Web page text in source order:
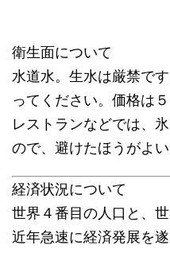
衛生面について
水道水。生水は厳禁で
ってください。価格は
レストランなどでは、
ので、避けたほうがよい
経済状況について
世界４番目の人口と、
近年急速に経済発展を遂